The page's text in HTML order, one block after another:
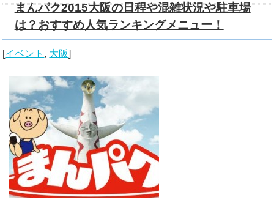
まんパク2015大阪の日程や混雑状況や駐車場
は？おすすめ人気ランキングメニュー！
[イベント , 大阪]